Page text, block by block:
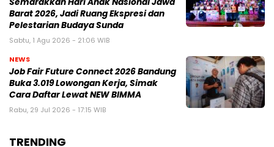
Barat 2026, Jadi Ruang Ekspresi dan
Pelestarian Budaya Sunda
Sabtu, 1 Agu 2026 - 21:06 WIB
NEWS
Job Fair Future Connect 2026 Bandung
Buka 3.019 Lowongan Kerja, Simak
Cara Daftar Lewat NEW BIMMA
Rabu, 29 Jul 2026 - 17:15 WIB
TRENDING